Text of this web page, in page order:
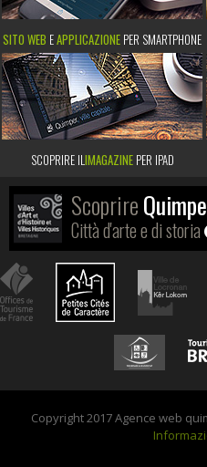
SITO WEB EAPPLICAZIONE PER SMARTPHONE
SCOPRIRE ILIMAGAZINEPER IPAD
Scoprire
Città d'arte e di storia
Copyright 2017 Agence web